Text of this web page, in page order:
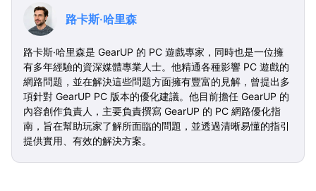
路卡斯·哈里森
路卡斯·哈里森是 GearUP 的 PC 遊戲專家，同時也是一位擁
有多年經驗的資深媒體專業人士。他精通各種影響 PC 遊戲的
網路問題，並在解決這些問題方面擁有豐富的見解，曾提出多
項針對 GearUP PC 版本的優化建議。他目前擔任 GearUP 的
內容創作負責人，主要負責撰寫 GearUP 的 PC 網路優化指
南，旨在幫助玩家了解所面臨的問題，並透過清晰易懂的指引
提供實用、有效的解決方案。